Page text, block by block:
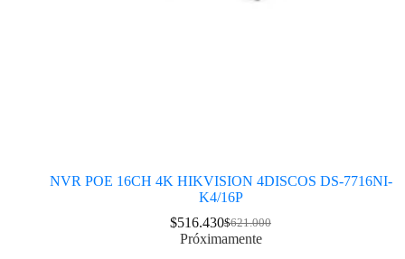
NVR POE 16CH 4K HIKVISION 4DISCOS DS-7716NI-
K4/16P
$621.000
$516.430
Próximamente